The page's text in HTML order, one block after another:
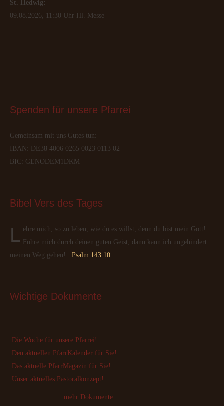
St. Hedwig:
09.08.2026, 11:30 Uhr Hl. Messe
Spenden für unsere Pfarrei
Gemeinsam mit uns Gutes tun:
IBAN: DE38 4006 0265 0023 0113 02
BIC: GENODEM1DKM
Bibel Vers des Tages
Lehre mich, so zu leben, wie du es willst, denn du bist mein Gott! Führe mich durch deinen guten Geist, dann kann ich ungehindert
meinen Weg gehen!
Psalm 143:10
Wichtige Dokumente
Die Woche für unsere Pfarrei!
Den aktuellen PfarrKalender für Sie!
Das aktuelle PfarrMagazin für Sie!
Unser aktuelles Pastoralkonzept!
mehr Dokumente..